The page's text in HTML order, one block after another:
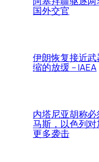
国外交官
伊朗恢复接近
缩的放缓 – IAEA
内塔尼亚胡称
马斯，以色列
更多袭击